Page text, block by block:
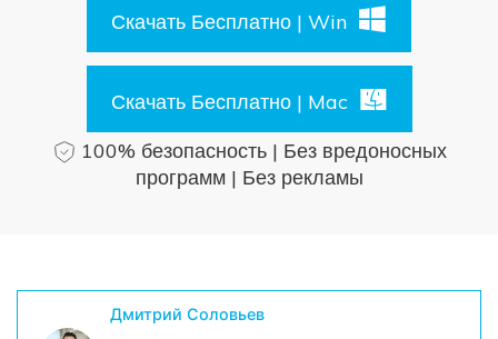
Решения для резервного копирования
Информационный центр
НАЙТИ БОЛЬШЕ РЕШЕНИЙ
Поиск
Скачать Бесплатно | Win
Скачать Бесплатно | Mac
100% безопасность | Без вредоносных
программ | Без рекламы
Дмитрий Соловьев